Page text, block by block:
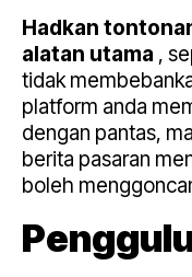
Hadkan
alatan utama ,
tidak
platform anda
dengan pantas,
berita pasaran
boleh